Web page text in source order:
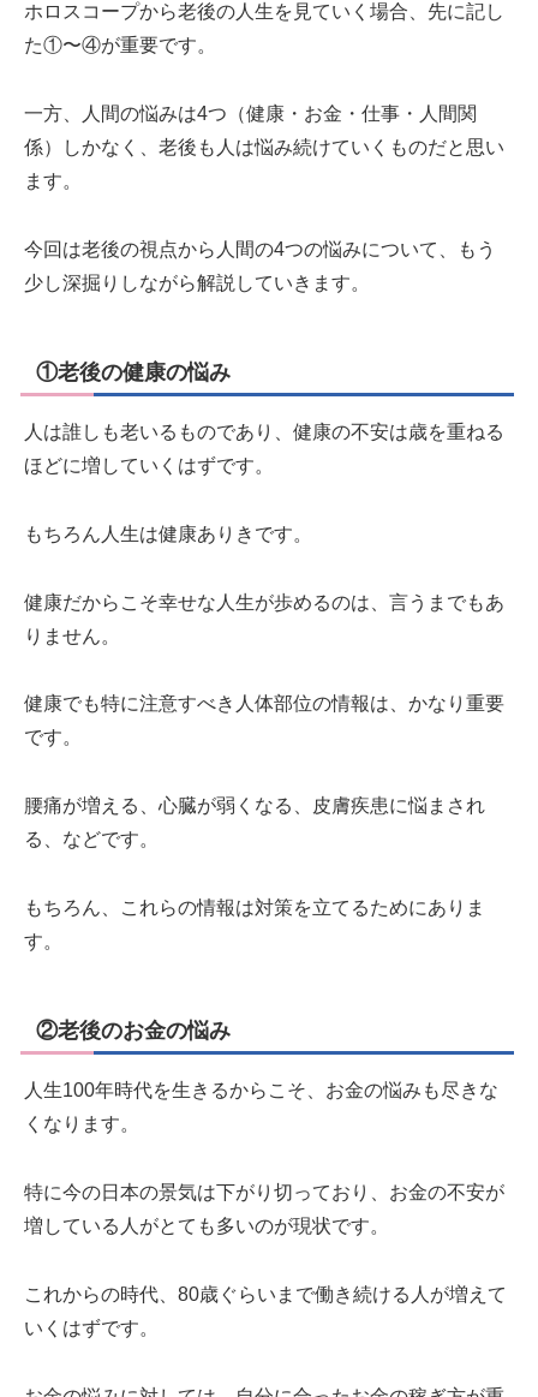
ホロスコープから老後の人生を見ていく場合、先に記し
た①〜④が重要です。
一方、人間の悩みは4つ（健康・お金・仕事・人間関
係）しかなく、老後も人は悩み続けていくものだと思い
ます。
今回は老後の視点から人間の4つの悩みについて、もう
少し深掘りしながら解説していきます。
①老後の健康の悩み
人は誰しも老いるものであり、健康の不安は歳を重ねる
ほどに増していくはずです。
もちろん人生は健康ありきです。
健康だからこそ幸せな人生が歩めるのは、言うまでもあ
りません。
健康でも特に注意すべき人体部位の情報は、かなり重要
です。
腰痛が増える、心臓が弱くなる、皮膚疾患に悩まされ
る、などです。
もちろん、これらの情報は対策を立てるためにありま
す。
②老後のお金の悩み
人生100年時代を生きるからこそ、お金の悩みも尽きな
くなります。
特に今の日本の景気は下がり切っており、お金の不安が
増している人がとても多いのが現状です。
これからの時代、80歳ぐらいまで働き続ける人が増えて
いくはずです。